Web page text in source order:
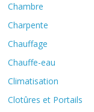
Chambre
Charpente
Chauffage
Chauffe-eau
Climatisation
Clotûres et Portails